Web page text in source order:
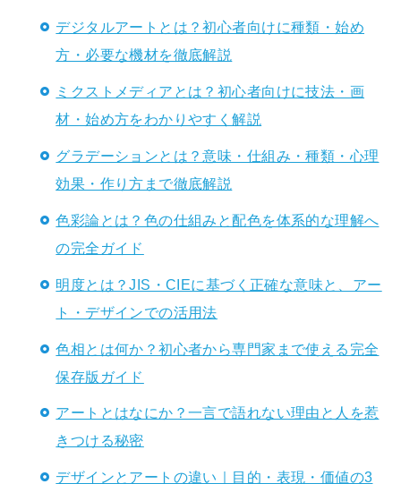
デジタルアートとは？初心者向けに種類・始め
方・必要な機材を徹底解説
ミクストメディアとは？初心者向けに技法・画
材・始め方をわかりやすく解説
グラデーションとは？意味・仕組み・種類・心理
効果・作り方まで徹底解説
色彩論とは？色の仕組みと配色を体系的な理解へ
の完全ガイド
明度とは？JIS・CIEに基づく正確な意味と、アー
ト・デザインでの活用法
色相とは何か？初心者から専門家まで使える完全
保存版ガイド
アートとはなにか？一言で語れない理由と人を惹
きつける秘密
デザインとアートの違い｜目的・表現・価値の3